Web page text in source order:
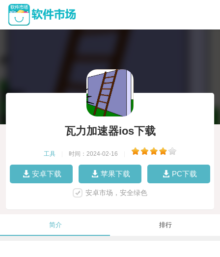
瓦力加速器ios下载
工具 时间：2024-02-16
安卓下载 苹果下载 PC下载
安卓市场，安全绿色
简介 排行